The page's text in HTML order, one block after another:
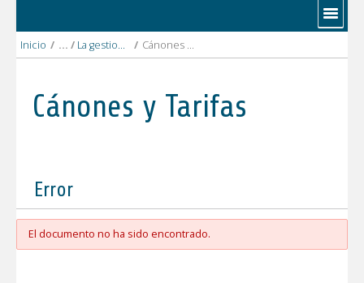
Inicio / La gestion del agua / Cánones y Tarifas
Cánones y Tarifas
Error
El documento no ha sido encontrado.